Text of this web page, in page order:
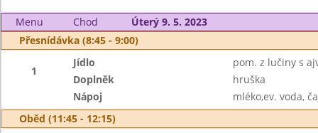
Menu Chod
Úterý 9. 5. 2023
Přesnídávka (8:45 - 9:00)
1
Jídlo
pom. z lučiny s
Doplněk
hruška
Nápoj
mléko,ev. voda,
Oběd (11:45 - 12:15)